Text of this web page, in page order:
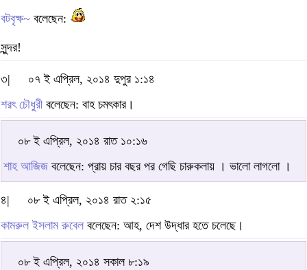
বটবৃক্ষ~ বলেছেন:
সুন্দর!
৩|
০৭ ই এপ্রিল, ২০১৪ দুপুর ১:১৪
শরৎ চৌধুরীবলেছেন: বাহ চমৎকার।
০৮ ই এপ্রিল, ২০১৪ রাত ১০:১৬
শাহ আজিজ বলেছেন: প্রায় চার বছর পর গেছি চারুকলায় । ভালো লাগলো ।
৪|
০৮ ই এপ্রিল, ২০১৪ রাত ২:১৫
কামরুল ইসলাম রুবেল বলেছেন: আহ, দেশ উদ্ধার হতে চলেছে।
০৮ ই এপ্রিল, ২০১৪ সকাল ৮:১৯